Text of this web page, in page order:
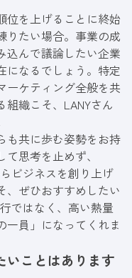
位を上げることに終始
りたい場合。事業の成
込んで議論したい企業
になるでしょう。特定
ーケティング全般を共
織こそ、LANYさん
も共に歩む姿勢をお持
思考を止めず、
ビジネスを創り上げ
、ぜひおすすめしたい
ではなく、高い熱量
一員」になってくれま
いことはあります